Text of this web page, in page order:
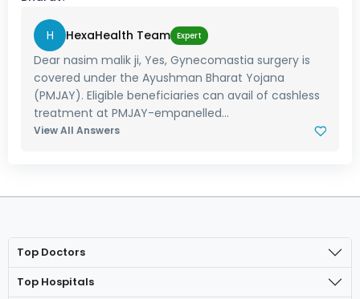
H HexaHealth Team Expert
Dear nasim malik ji, Yes, Gynecomastia surgery is
covered under the Ayushman Bharat Yojana
(PMJAY). Eligible beneficiaries can avail of cashless
treatment at PMJAY-empanelled...
View All Answers
Top Doctors
Top Hospitals